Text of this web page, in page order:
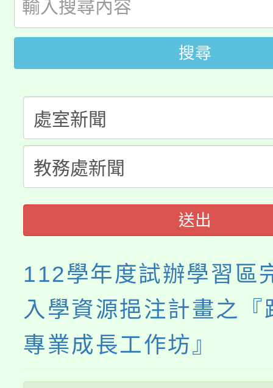
代理(課)教師甄選結果(
轉知中國文化大學推廣
《TA101》溝通分析基
程，歡迎學生輔導中心
心理、諮商輔導、社會
系所師生報名參加。
轉知苗栗縣政府辦理
縣市「校園短影音徵選
門員」簡章及活動海報
踴躍報名參加。
要點
「桃園市補助參觀特色
展演活動實施計畫」
115年度「教育部表揚
義教育推展貢獻獎」
搜尋
送出
112學年度試辦學習區
入學資源挹注計畫之『
專業成長工作坊』